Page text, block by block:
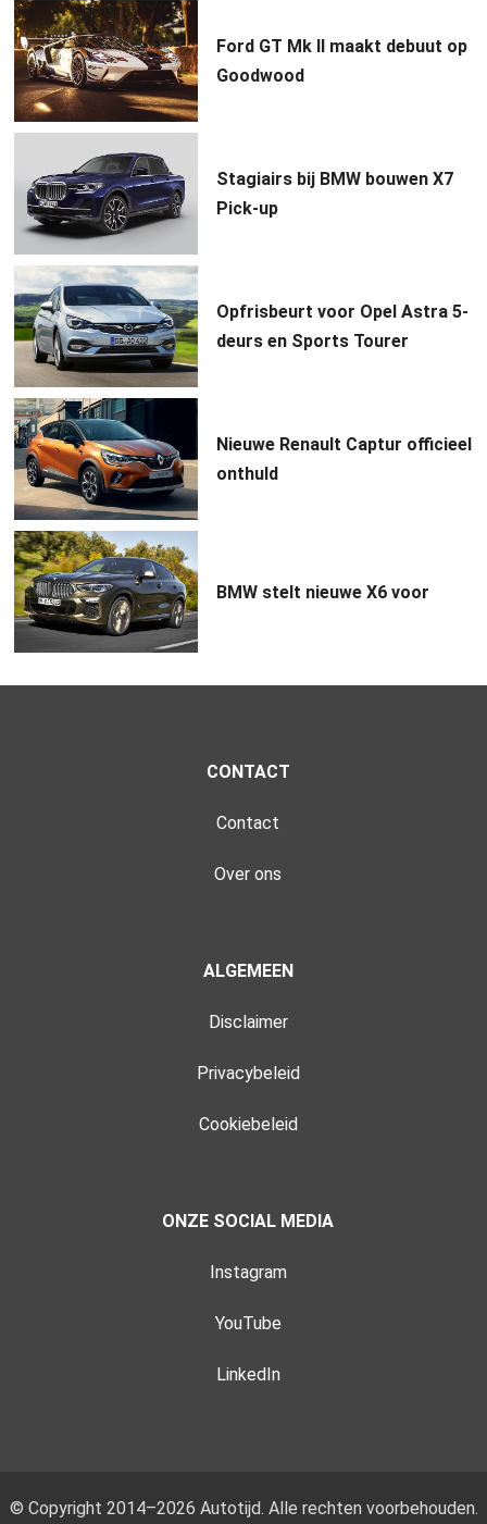
Ford GT Mk II maakt debuut op
Goodwood
Stagiairs bij BMW bouwen X7
Pick-up
Opfrisbeurt voor Opel Astra 5-
deurs en Sports Tourer
Nieuwe Renault Captur officieel
onthuld
BMW stelt nieuwe X6 voor
CONTACT
Contact
Over ons
ALGEMEEN
Disclaimer
Privacybeleid
Cookiebeleid
ONZE SOCIAL MEDIA
Instagram
YouTube
LinkedIn
© Copyright 2014–2026 Autotijd. Alle rechten voorbehouden.